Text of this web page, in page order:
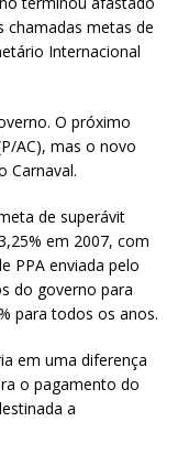
chamadas metas de
Internacional
O próximo
AC), mas o novo
Carnaval.
de superávit
em 2007, com
PPA enviada pelo
do governo para
para todos os anos.
em uma diferença
o pagamento do
a